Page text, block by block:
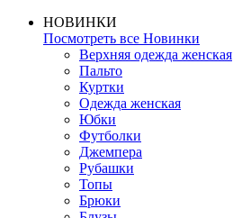
НОВИНКИ
Посмотреть все Новинки
Верхняя одежда женская
Пальто
Куртки
Одежда женская
Юбки
Футболки
Джемпера
Рубашки
Топы
Брюки